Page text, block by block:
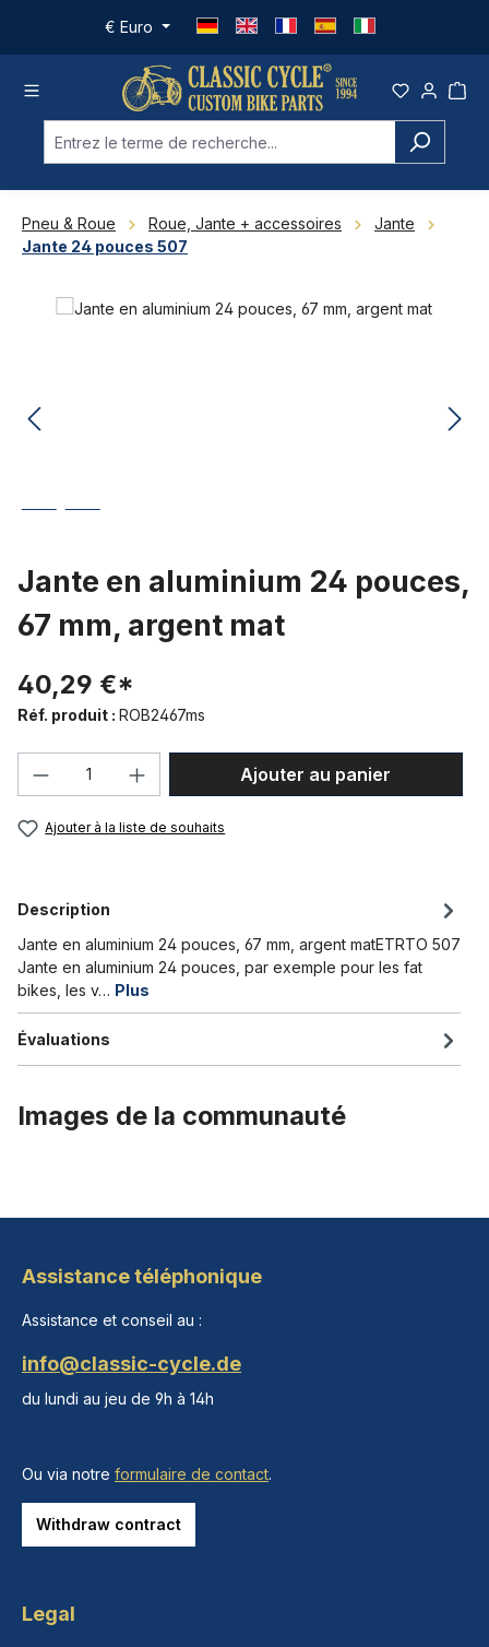
Passer au contenu principal
€ Euro
Pneu & Roue Roue, Jante + accessoires
Jante
Jante 24 pouces 507
Ignorer la galerie d'images
Jante en aluminium 24 pouces,
67 mm, argent mat
40,29 €*
Réf. produit : ROB2467ms
Quantité de produit : Entrez la
Ajouter au panier
Ajouter à la liste de souhaits
Description
Jante en aluminium 24 pouces, 67 mm, argent matETRTO 507
Jante en aluminium 24 pouces, par exemple pour les fat
bikes, les v… Plus
Évaluations
Images de la communauté
Assistance téléphonique
Assistance et conseil au :
info@classic-cycle.de
du lundi au jeu de 9h à 14h
Ou via notre formulaire de contact.
Withdraw contract
Legal